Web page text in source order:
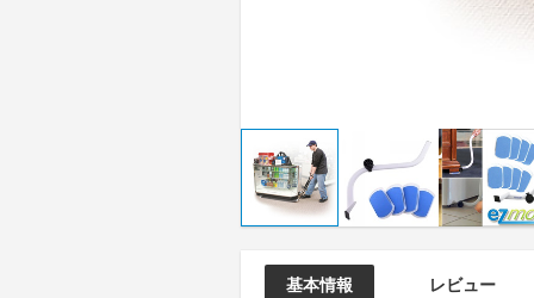
基本情報 レビュー